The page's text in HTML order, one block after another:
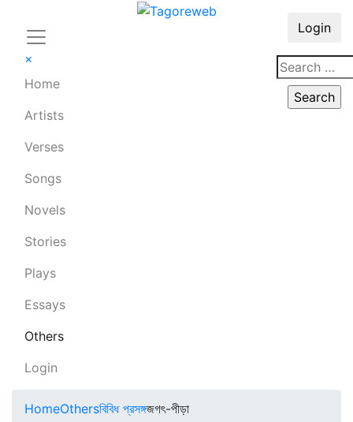
×
Home
Artists
Verses
Songs
Novels
Stories
Plays
Essays
Others
Login
Login
HomeOthersবিবিধ প্রসঙ্গজগৎ-পীড়া